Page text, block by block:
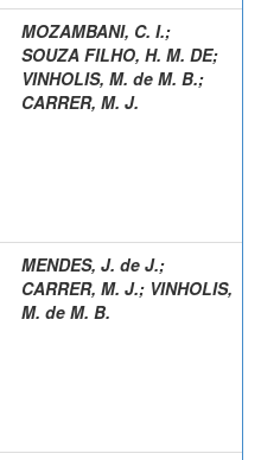
MOZAMBANI, C. I.;
SOUZA FILHO, H. M. DE;
VINHOLIS, M. de M. B.;
CARRER, M. J.
MENDES, J. de J.;
CARRER, M. J.; VINHOLIS,
M. de M. B.